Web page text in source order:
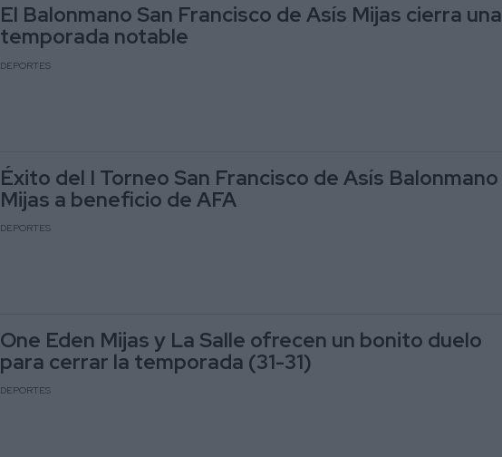
El Balonmano San Francisco de Asís Mijas cierra una
temporada notable
DEPORTES
Éxito del I Torneo San Francisco de Asís Balonmano
Mijas a beneficio de AFA
DEPORTES
One Eden Mijas y La Salle ofrecen un bonito duelo
para cerrar la temporada (31-31)
DEPORTES